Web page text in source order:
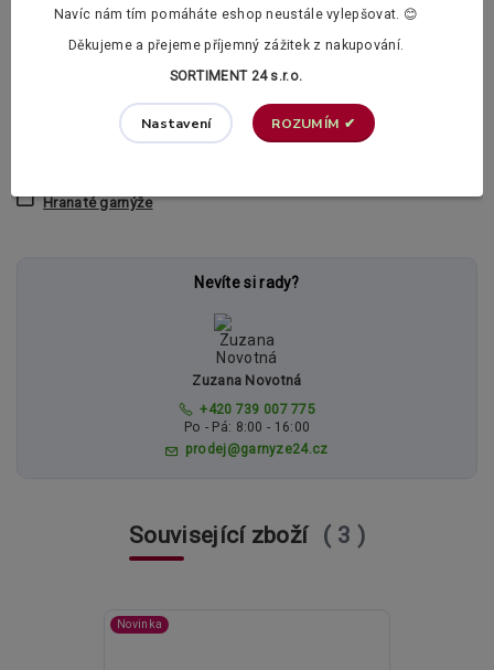
Zboží zařazeno v kategoriích
KOVOVÉ GARNÝŽE JEDNOŘADÉ
Hranaté garnýže
Nevíte si rady?
Zuzana Novotná
+420 739 007 775
Po - Pá: 8:00 - 16:00
prodej@garnyze24.cz
Související zboží 3
Novinka
Navíc nám tím pomáháte eshop neustále vylepšovat. 😊
Děkujeme a přejeme příjemný zážitek z nakupování.
SORTIMENT 24 s.r.o.
Nastavení ROZUMÍM ✔